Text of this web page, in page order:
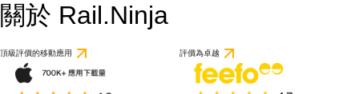
關於 Rail.Ninja
頂級評價的移動應用 評價為卓越